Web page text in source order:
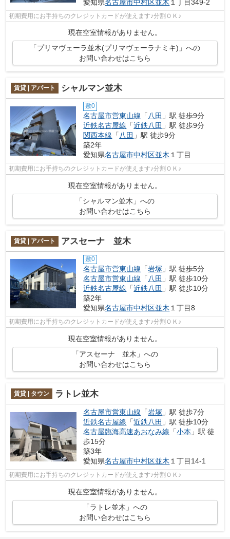
愛知県名古屋市中村区並木 １丁目349-2
初期費用にお手持ちのクレジットカードが使えます♪分割ＯＫ♪
現在空室情報がありません。
「プリマヴェーラ並木(プリマヴェーラナミキ)」への
お問い合わせはこちら
賃貸 | アパート シャルマン並木
敷0
名古屋市営東山線 「 八田 」駅 徒歩9分
近鉄名古屋線 「近鉄八田 」駅 徒歩9分
関西本線 「 八田 」駅 徒歩9分
築2年
愛知県名古屋市中村区並木 １丁目
初期費用にお手持ちのクレジットカードが使えます♪分割ＯＫ♪
現在空室情報がありません。
「シャルマン並木」への
お問い合わせはこちら
賃貸 | アパート アスセーナ 並木
敷0
名古屋市営東山線 「岩塚 」駅 徒歩5分
名古屋市営東山線 「 八田 」駅 徒歩10分
近鉄名古屋線 「近鉄八田 」駅 徒歩10分
築2年
愛知県名古屋市中村区並木 １丁目8
初期費用にお手持ちのクレジットカードが使えます♪分割ＯＫ♪
現在空室情報がありません。
「アスセーナ 並木」への
お問い合わせはこちら
賃貸 | タウン ラトレ並木
名古屋市営東山線 「岩塚 」駅 徒歩7分
近鉄名古屋線 「近鉄八田 」駅 徒歩10分
名古屋臨海高速あおなみ線 「小本 」駅 徒
歩15分
築3年
愛知県名古屋市中村区並木 １丁目14-1
初期費用にお手持ちのクレジットカードが使えます♪分割ＯＫ♪
現在空室情報がありません。
「ラトレ並木」への
お問い合わせはこちら